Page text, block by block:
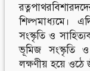
শিল্পমাধ্যমে।
সংস্কৃতি ও
ভূমিজ সংস্কৃতি
লক্ষণীয় হয়ে ওঠে